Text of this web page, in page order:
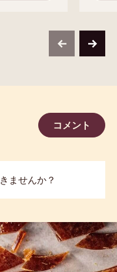
previousnext
コメント
ませんか？